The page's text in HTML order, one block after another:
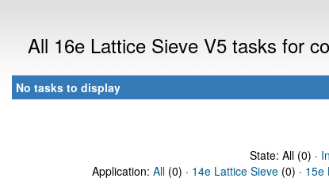
All 16e Lattice Sieve V5 tasks for
No tasks to display
State: All (0) ·
Application: All (0) · 14e Lattice Sieve (0) · 15e